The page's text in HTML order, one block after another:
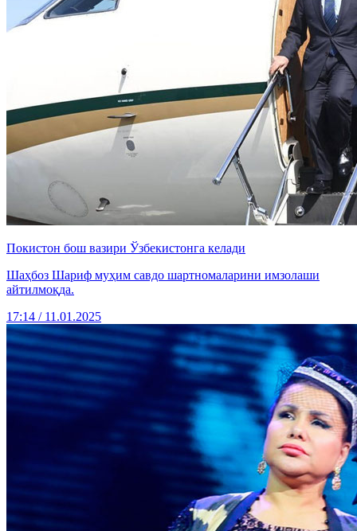
Покистон бош вазири Ўзбекистонга келади
Шаҳбоз Шариф муҳим савдо шартномаларини имзолаши
айтилмоқда.
17:14 / 11.01.2025